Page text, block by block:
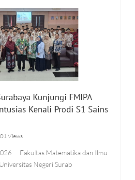
Kunjungi FMIPA
Kenali Prodi S1 Sains
Views
— Fakultas Matematika dan Ilmu
Negeri Surab